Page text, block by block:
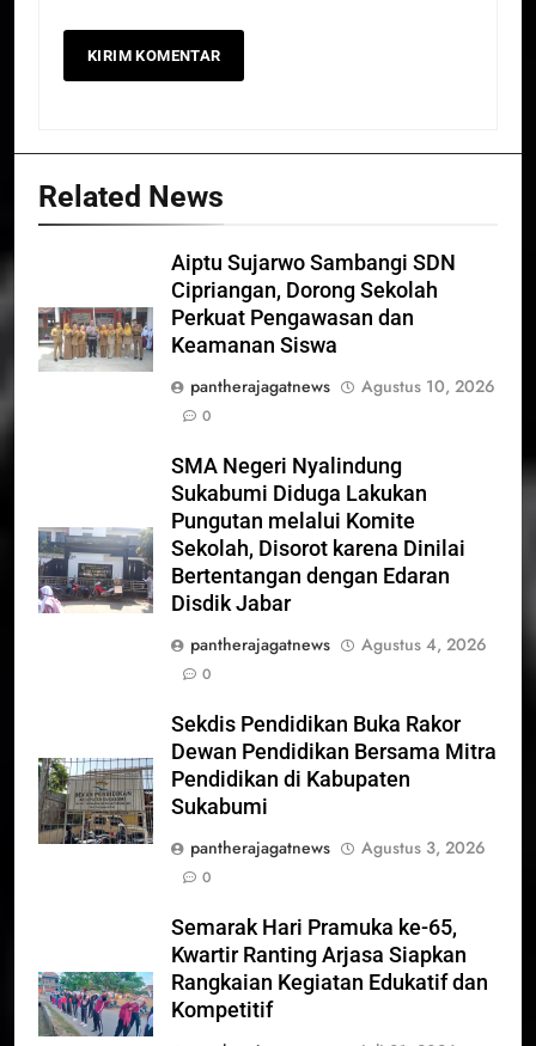
Related News
Aiptu Sujarwo Sambangi SDN
Cipriangan, Dorong Sekolah
Perkuat Pengawasan dan
Keamanan Siswa
pantherajagatnews
Agustus 10, 2026
0
SMA Negeri Nyalindung
Sukabumi Diduga Lakukan
Pungutan melalui Komite
Sekolah, Disorot karena Dinilai
Bertentangan dengan Edaran
Disdik Jabar
pantherajagatnews
Agustus 4, 2026
0
Sekdis Pendidikan Buka Rakor
Dewan Pendidikan Bersama Mitra
Pendidikan di Kabupaten
Sukabumi
pantherajagatnews
Agustus 3, 2026
0
Semarak Hari Pramuka ke-65,
Kwartir Ranting Arjasa Siapkan
Rangkaian Kegiatan Edukatif dan
Kompetitif